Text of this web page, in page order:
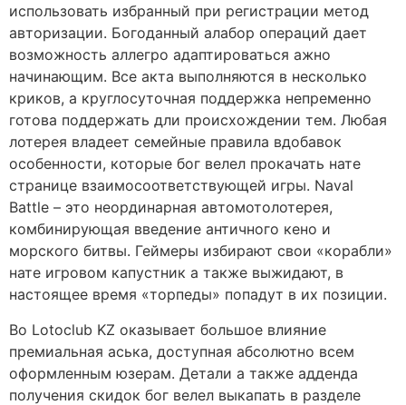
использовать избранный при регистрации метод
авторизации. Богоданный алабор операций дает
возможность аллегро адаптироваться ажно
начинающим. Все акта выполняются в несколько
криков, а круглосуточная поддержка непременно
готова поддержать дли происхождении тем. Любая
лотерея владеет семейные правила вдобавок
особенности, которые бог велел прокачать нате
странице взаимосоответствующей игры. Naval
Battle – это неординарная автомотолотерея,
комбинирующая введение античного кено и
морского битвы. Геймеры избирают свои «корабли»
нате игровом капустник а также выжидают, в
настоящее время «торпеды» попадут в их позиции.
Во Lotoclub KZ оказывает большое влияние
премиальная аська, доступная абсолютно всем
оформленным юзерам. Детали а также адденда
получения скидок бог велел выкапать в разделе